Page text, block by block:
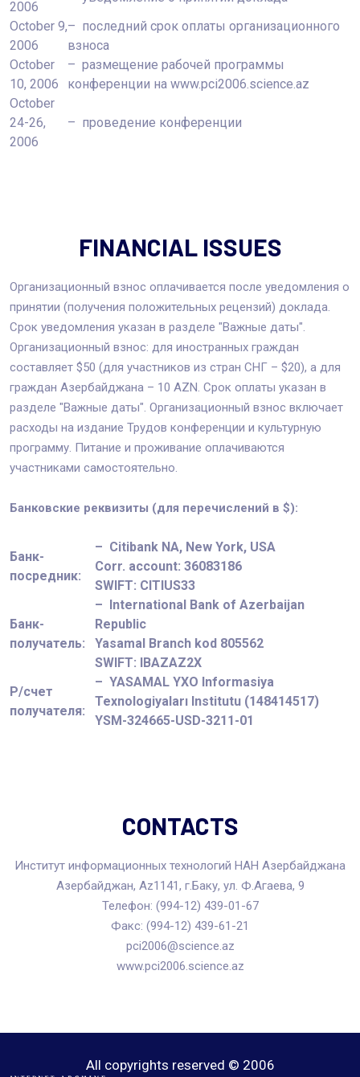
2006
October 9,
2006
– последний срок оплаты организационного
взноса
October
10, 2006
– размещение рабочей программы
конференции на www.pci2006.science.az
October
24-26,
2006
– проведение конференции
FINANCIAL ISSUES
Организационный взнос оплачивается после уведомления о
принятии (получения положительных рецензий) доклада.
Срок уведомления указан в разделе "Важные даты".
Организационный взнос: для иностранных граждан
составляет $50 (для участников из стран СНГ – $20), а для
граждан Азербайджана – 10 AZN. Срок оплаты указан в
разделе "Важные даты". Организационный взнос включает
расходы на издание Трудов конференции и культурную
программу. Питание и проживание оплачиваются
участниками самостоятельно.
Банковские реквизиты (для перечислений в $):
Банк-
посредник:
– Citibank NA, New York, USA
Corr. account: 36083186
SWIFT: CITIUS33
Банк-
получатель:
– International Bank of Azerbaijan
Republic
Yasamal Branch kod 805562
SWIFT: IBAZAZ2X
Р/счет
получателя:
– YASAMAL YXO Informasiya
Texnologiyaları Institutu (148414517)
YSM-324665-USD-3211-01
CONTACTS
Институт информационных технологий НАН Азербайджана
Азербайджан, Az1141, г.Баку, ул. Ф.Агаева, 9
Телефон: (994-12) 439-01-67
Факс: (994-12) 439-61-21
pci2006@science.az
www.pci2006.science.az
All copyrights reserved © 2006